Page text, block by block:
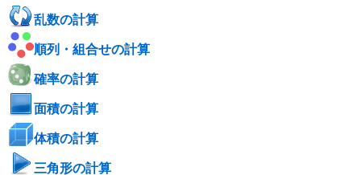
乱数の計算
順列・組合せの計算
確率の計算
面積の計算
体積の計算
三角形の計算